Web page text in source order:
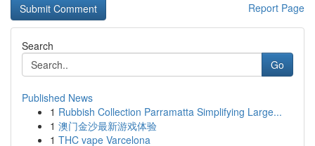
Report Page
Search
Go
Published News
1 Rubbish Collection Parramatta Simplifying Large...
1 澳门金沙最新游戏体验
1 THC vape Varcelona